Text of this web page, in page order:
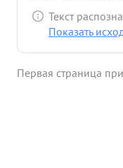
отхода
где было
Текст
Показать
Первая страница